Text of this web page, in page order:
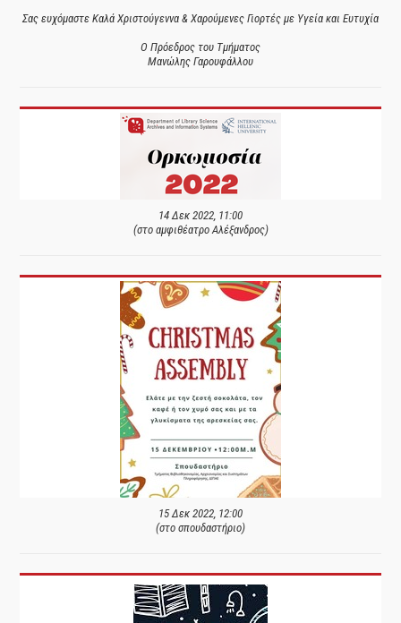
Σας ευχόμαστε Καλά Χριστούγεννα & Χαρούμενες Γιορτές με Υγεία και Ευτυχία
Ο Πρόεδρος του Τμήματος
Μανώλης Γαρουφάλλου
14 Δεκ 2022, 11:00
(στο αμφιθέατρο Αλέξανδρος)
15 Δεκ 2022, 12:00
(στο σπουδαστήριο)